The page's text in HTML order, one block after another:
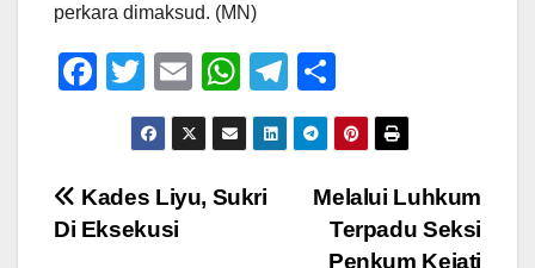
perkara dimaksud. (MN)
F
e
b
T
wi
tt
er
E
m
ail
W
h
at
s
T
el
e
gr
h
ar
e
Navigasi
Melalui Luhkum
Terpadu Seksi
Penkum Kejati
Kades Liyu, Sukri
Di Eksekusi